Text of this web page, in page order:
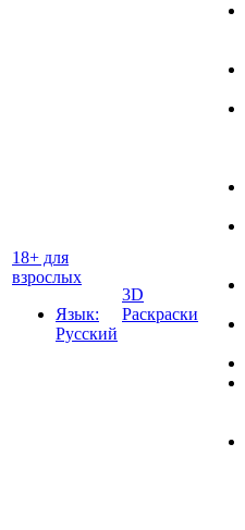
18+ для
взрослых
Язык:
Русский
3D
Раскраски